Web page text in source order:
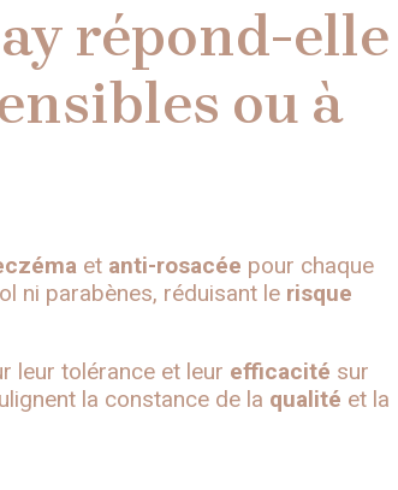
répond-elle
ou à
et anti-rosacée pour chaque
ni parabènes, réduisant le risque
leur tolérance et leur efficacité sur
la constance de la qualité et la